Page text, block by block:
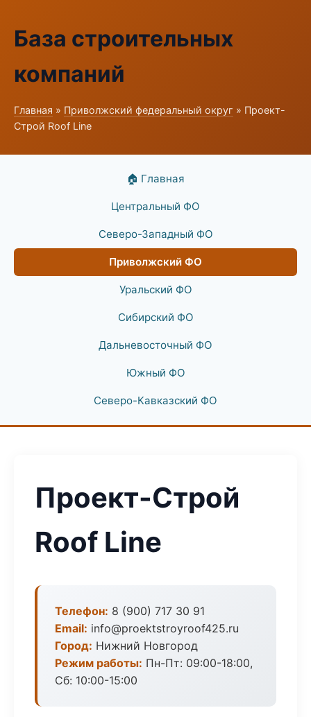
База строительных
компаний
Главная » Приволжский федеральный округ » Проект-
Строй Roof Line
🏠 Главная
Центральный ФО
Северо-Западный ФО
Приволжский ФО
Уральский ФО
Сибирский ФО
Дальневосточный ФО
Южный ФО
Северо-Кавказский ФО
Проект-Строй
Roof Line
Телефон: 8 (900) 717 30 91
Email: info@proektstroyroof425.ru
Город: Нижний Новгород
Режим работы: Пн-Пт: 09:00-18:00,
Сб: 10:00-15:00